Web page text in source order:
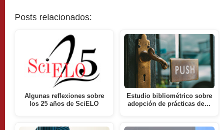
Posts relacionados:
Algunas reflexiones sobre
los 25 años de SciELO
Estudio bibliométrico sobre
adopción de prácticas de…